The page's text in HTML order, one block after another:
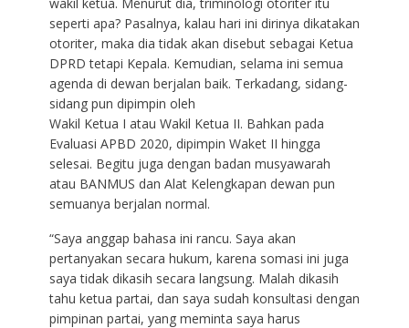
seperti apa? Pasalnya, kalau hari ini dirinya dikatakan
otoriter, maka dia tidak akan disebut sebagai Ketua
DPRD tetapi Kepala. Kemudian, selama ini semua
agenda di dewan berjalan baik. Terkadang, sidang-
sidang pun dipimpin oleh
Wakil Ketua I atau Wakil Ketua II. Bahkan pada
Evaluasi APBD 2020, dipimpin Waket II hingga
selesai. Begitu juga dengan badan musyawarah
atau BANMUS dan Alat Kelengkapan dewan pun
semuanya berjalan normal.
“Saya anggap bahasa ini rancu. Saya akan
pertanyakan secara hukum, karena somasi ini juga
saya tidak dikasih secara langsung. Malah dikasih
tahu ketua partai, dan saya sudah konsultasi dengan
pimpinan partai, yang meminta saya harus